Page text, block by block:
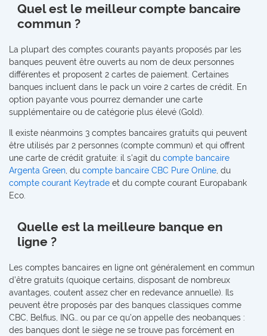
Quel est le meilleur compte bancaire
commun ?
La plupart des comptes courants payants proposés par les
banques peuvent être ouverts au nom de deux personnes
différentes et proposent 2 cartes de paiement. Certaines
banques incluent dans le pack un voire 2 cartes de crédit. En
option payante vous pourrez demander une carte
supplémentaire ou de catégorie plus élevé (Gold).
Il existe néanmoins 3 comptes bancaires gratuits qui peuvent
être utilisés par 2 personnes (compte commun) et qui offrent
une carte de crédit gratuite: il s'agit du compte bancaire
Argenta Green, du compte bancaire CBC Pure Online, du
compte courant Keytrade et du compte courant Europabank
Eco.
Quelle est la meilleure banque en
ligne ?
Les comptes bancaires en ligne ont généralement en commun
d’être gratuits (quoique certains, disposant de nombreux
avantages, coutent assez cher en redevance annuelle). Ils
peuvent être proposés par des banques classiques comme
CBC, Belfius, ING… ou par ce qu’on appelle des neobanques :
des banques dont le siège ne se trouve pas forcément en